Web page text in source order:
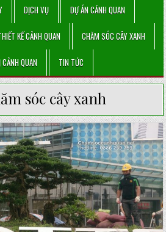
DỊCH VỤ DỰ ÁN CẢNH QUAN
KẾ CẢNH QUAN CHĂM SÓC CÂY XANH
QUAN TIN TỨC
sóc cây xanh